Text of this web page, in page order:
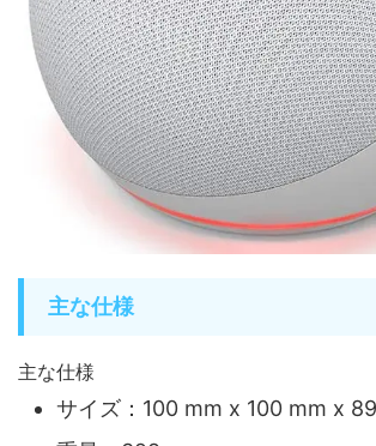
主な仕様
主な仕様
サイズ：100 mm x 100 mm x